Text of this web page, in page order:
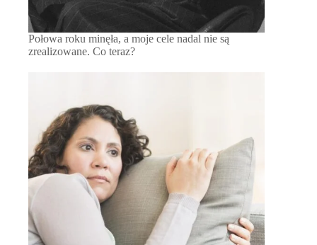
Połowa roku minęła, a moje cele nadal nie są
zrealizowane. Co teraz?